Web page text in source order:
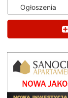
Ogłoszenia